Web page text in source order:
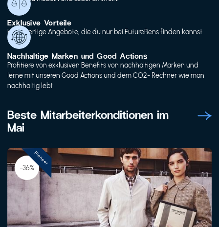
Exklusive Vorteile
Hochwertige Angebote, die du nur bei FutureBens finden kannst.
Nachhaltige Marken und Good Actions
Profitiere von exklusiven Benefits von nachhaltigen Marken und
lerne mit unseren Good Actions und dem CO2- Rechner wie man
nachhaltig lebt
Beste Mitarbeiterkonditionen im
Mai
-36%
Pioneer